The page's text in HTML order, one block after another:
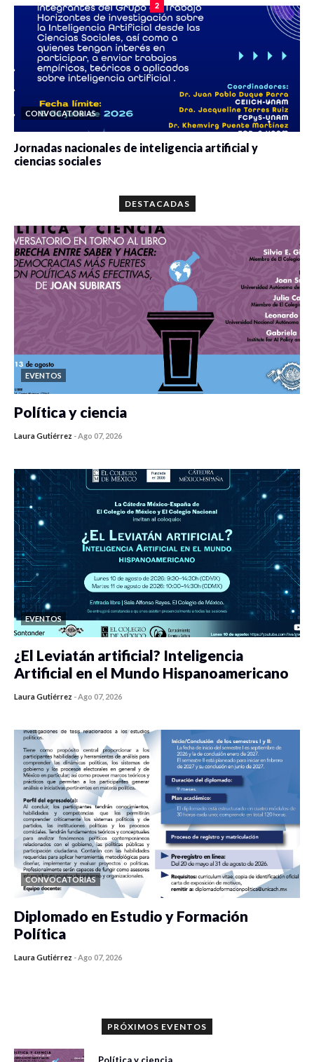
2
CONVOCATORIAS
Jornadas nacionales de inteligencia artificial y
ciencias sociales
DESTACADAS
EVENTOS
Política y ciencia
Laura Gutiérrez -Ago 07, 2026
EVENTOS
¿El Leviatán artificial? Inteligencia
Artificial en el Mundo Hispanoamericano
Laura Gutiérrez -Ago 07, 2026
CONVOCATORIAS
Diplomado en Estudio y Formación
Política
Laura Gutiérrez -Ago 07, 2026
PRÓXIMOS EVENTOS